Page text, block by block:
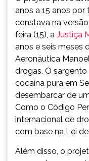
anos a 15 anos
constava na
feira (15), a Justiça
anos e seis meses
Aeronáutica
drogas. O
cocaína pura em
desembarcar de
Como o Código
internacional de
com base na Lei
Além disso, o